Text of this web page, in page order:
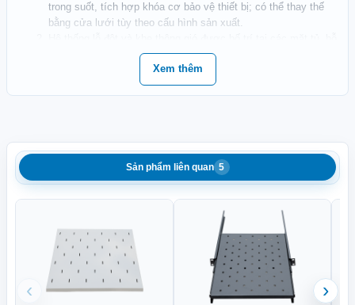
trong suốt, tích hợp khóa cơ bảo vệ thiết bị; có thể thay thế
bằng cửa lưới tùy theo cấu hình sản xuất.
trợ lưu thông không khí và hạn chế nhiệt tích tụ bên trong.
Đồng hồ LED đo nhiệt độ có màn hình hiển thị gắn tại mặt
trước, giúp người dùng thuận tiện theo dõi nhiệt độ hoạt động
Cánh cửa hông có thể tháo rời, thuận tiện cho việc lắp đặt,
đấu nối, kiểm tra và bảo trì thiết bị bên trong.
Khung tủ được sản xuất từ thép tấm SPCC chịu lực cao, phủ
sơn tĩnh điện mịn nhằm chống trầy xước, hạn chế han gỉ và
Thanh tiêu chuẩn 19 inch được đánh số thứ tự từ 1U đến 15U
rõ ràng, giúp xác định chính xác vị trí lắp đặt từng thiết bị.
Lỗ chờ đi cáp gồm 01 vị trí trên nóc và 01 vị trí dưới mặt đáy
tủ, hỗ trợ đưa dây dẫn vào từ nhiều hướng và tổ chức hệ
thống cáp khoa học.
Xem thêm
Sản phẩm liên quan 5
‹ ›